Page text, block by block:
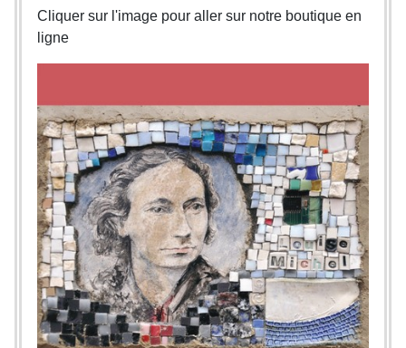
Cliquer sur l'image pour aller sur notre boutique en
ligne